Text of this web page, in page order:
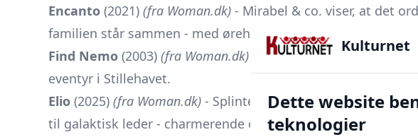
Encanto (2021) (fra Woman.dk) - Mirabel & co. viser, at det
familien står sammen - med ørehængere fra Lin-Manuel
Find Nemo (2003) (fra Woman.dk) - Fortsætter med at røre
eventyr i Stillehavet.
Elio (2025) (fra Woman.dk) - Splinterny Pixar-sci-fi, hvor en
til galaktisk leder - charmerende og skæv.
Kulturnet
Dette website
teknologier